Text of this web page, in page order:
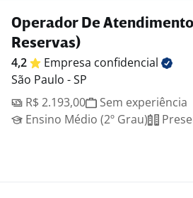
Operador De Atendimento
Reservas)
4,2 Empresa confidencial
São Paulo - SP
R$ 2.193,00
Sem experiência
Ensino Médio (2º Grau)